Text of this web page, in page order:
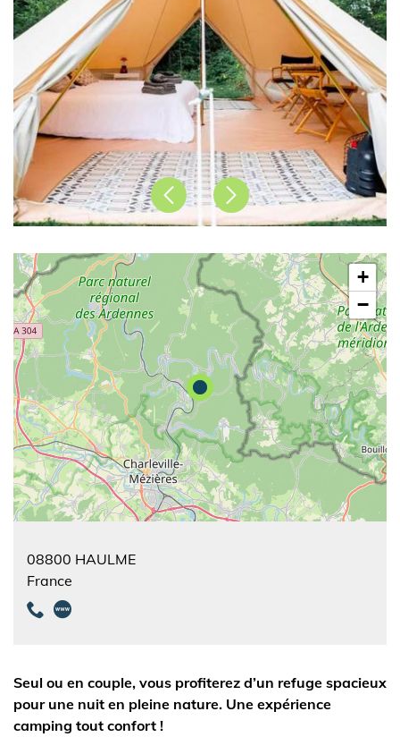
PrécédentSuivant
+
−
08800 HAULME
France
Seul ou en couple, vous profiterez d’un refuge spacieux
pour une nuit en pleine nature. Une expérience
camping tout confort !